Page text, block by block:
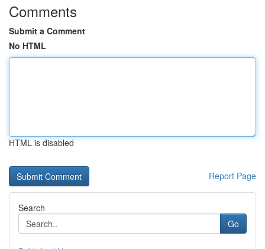
Comments
Submit a Comment
No HTML
HTML is disabled
Report Page
Search
Go